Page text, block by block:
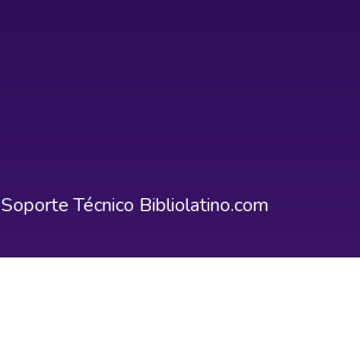
Soporte Técnico Bibliolatino.com